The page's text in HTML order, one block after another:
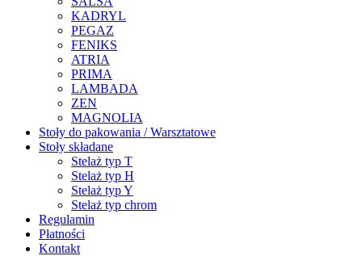
KADRYL
PEGAZ
FENIKS
ATRIA
PRIMA
LAMBADA
ZEN
MAGNOLIA
Stoły do pakowania / Warsztatowe
Stoły składane
Stelaż typ T
Stelaż typ H
Stelaż typ Y
Stelaż typ chrom
Regulamin
Płatności
Kontakt